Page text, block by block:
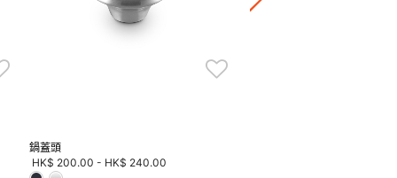
鍋蓋頭
HK$ 200.00 - HK$ 240.00